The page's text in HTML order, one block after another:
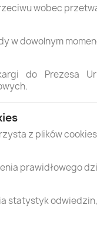
wobec
w dowolnym
do Prezesa
z plików
prawidłowego
statystyk odwiedzin,